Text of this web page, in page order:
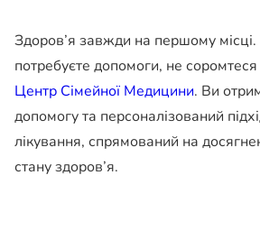
Здоров’я завжди на першому
потребуєте допомоги, не
Центр Сімейної Медицини. Ви
допомогу та персоналізований
лікування, спрямований на
стану здоров’я.